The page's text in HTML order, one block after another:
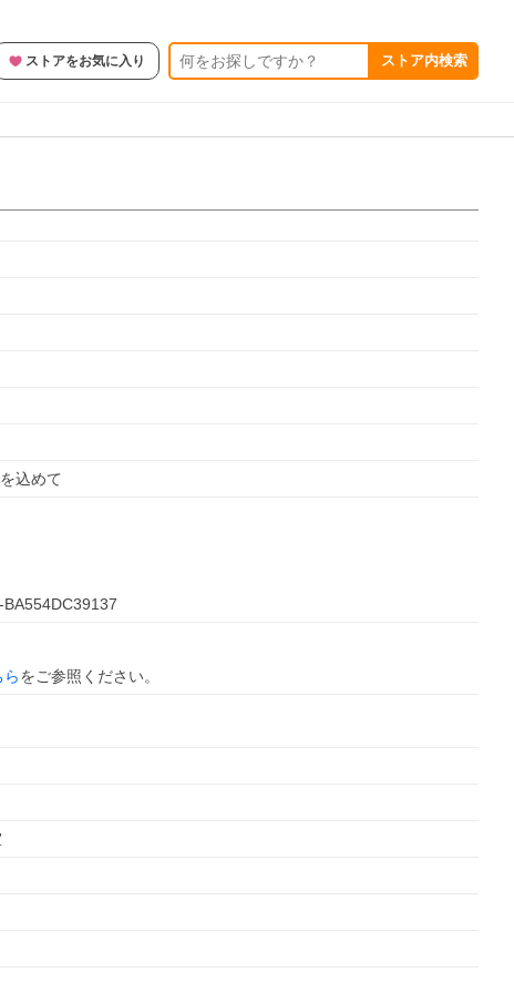
ストアをお気に入り ストア内検索
込めて
らをご参照ください。